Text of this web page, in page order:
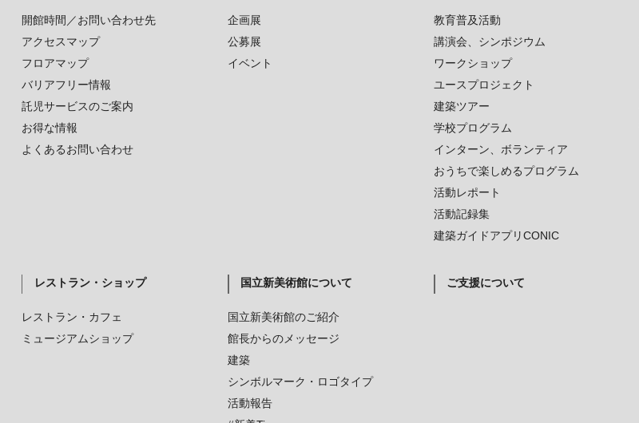
開館時間／お問い合わせ先
アクセスマップ
フロアマップ
バリアフリー情報
託児サービスのご案内
お得な情報
よくあるお問い合わせ
企画展
公募展
イベント
教育普及活動
講演会、シンポジウム
ワークショップ
ユースプロジェクト
建築ツアー
学校プログラム
インターン、ボランティア
おうちで楽しめるプログラム
活動レポート
活動記録集
建築ガイドアプリCONIC
レストラン・ショップ
レストラン・カフェ
ミュージアムショップ
国立新美術館について
国立新美術館のご紹介
館長からのメッセージ
建築
シンボルマーク・ロゴタイプ
活動報告
ご支援について